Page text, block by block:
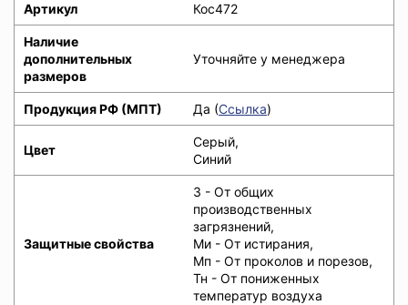
Артикул
Кос472
Наличие
дополнительных
размеров
Уточняйте у менеджера
Продукция РФ (МПТ) Да (Ссылка)
Цвет
Серый,
Синий
Защитные свойства
З - От общих
производственных
загрязнений,
Ми - От истирания,
Мп - От проколов и порезов,
Тн - От пониженных
температур воздуха